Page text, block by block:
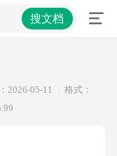
搜文档
2026-05-11
格式：